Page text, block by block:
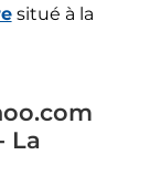
situé à la
La